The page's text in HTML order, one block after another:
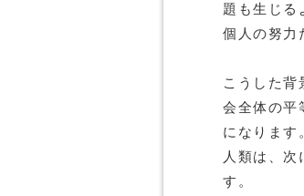
題も生じる
個人の努力
こうした背
会全体の平
になります
人類は、
す。